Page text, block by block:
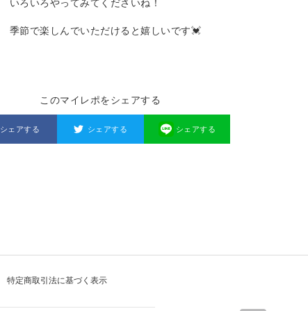
いろいろやってみてくださいね！
季節で楽しんでいただけると嬉しいです💓
このマイレポをシェアする
シェアする シェアする シェアする
特定商取引法に基づく表示